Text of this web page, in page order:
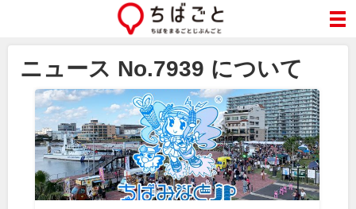
ニュース No.7939 について